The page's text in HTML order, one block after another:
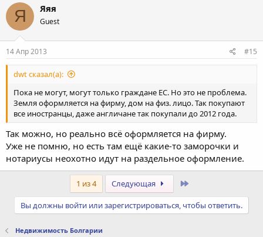
Я Яяя
Guest
14 Апр 2013 #15
dwt сказал(а):
Пока не могут, могут только граждане ЕС. Но это не проблема.
Земля оформляется на фирму, дом на физ. лицо. Так покупают
все иностранцы, даже англичане так покупали до 2012 года.
Так можно, но реально всё оформляется на фирму.
Уже не помню, но есть там ещё какие-то заморочки и
нотариусы неохотно идут на раздельное оформление.
1 из 4 Следующая
Вы должны войти или зарегистрироваться, чтобы ответить.
Недвижимость Болгарии